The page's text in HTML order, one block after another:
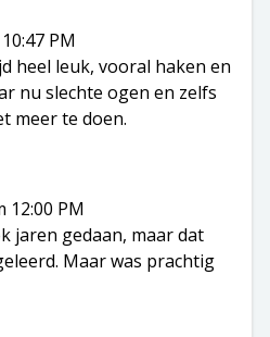
PM
heel leuk, vooral haken en
nu slechte ogen en zelfs
meer te doen.
12:00 PM
jaren gedaan, maar dat
Maar was prachtig